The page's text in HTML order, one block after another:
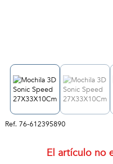
Ref. 76-612395890
El artículo no